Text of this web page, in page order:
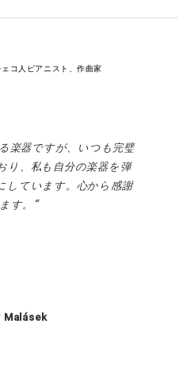
ェコ人ピアニスト、作曲家
楽器ですが、いつも完璧
り、私も自分の楽器を弾
しています。心から感謝
す。
Malásek